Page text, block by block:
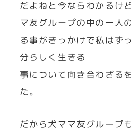
だよねと今ならわかるけ
マ友グループの中の一人
る事がきっかけで私はず
分らしく生きる
事について向き合わざる
た。
だから犬ママ友グループ